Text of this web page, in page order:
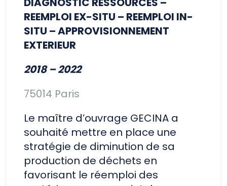
REEMPLOI EX-SITU – REEMPLOI IN-
SITU – APPROVISIONNEMENT
EXTERIEUR
2018 – 2022
75014 Paris
Le maître d’ouvrage GECINA a
souhaité mettre en place une
stratégie de diminution de sa
production de déchets en
favorisant le réemploi des